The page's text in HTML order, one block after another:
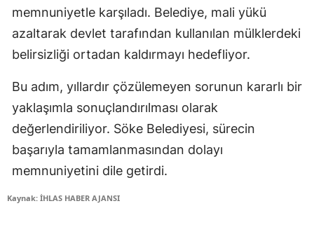
memnuniyetle karşıladı. Belediye, mali yükü
azaltarak devlet tarafından kullanılan mülklerdeki
belirsizliği ortadan kaldırmayı hedefliyor.
Bu adım, yıllardır çözülemeyen sorunun kararlı bir
yaklaşımla sonuçlandırılması olarak
değerlendiriliyor. Söke Belediyesi, sürecin
başarıyla tamamlanmasından dolayı
memnuniyetini dile getirdi.
Kaynak: İHLAS HABER AJANSI